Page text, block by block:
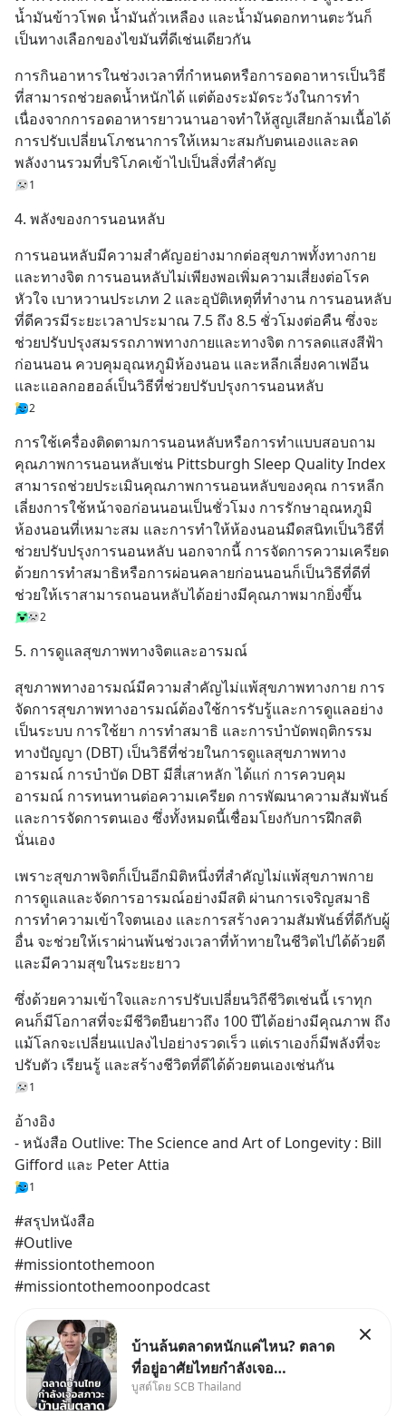
น้ำมันข้าวโพด น้ำมันถั่วเหลือง และน้ำมันดอกทานตะวันก็
เป็นทางเลือกของไขมันที่ดีเช่นเดียวกัน
การกินอาหารในช่วงเวลาที่กำหนดหรือการอดอาหารเป็นวิธี
ที่สามารถช่วยลดน้ำหนักได้ แต่ต้องระมัดระวังในการทำ
เนื่องจากการอดอาหารยาวนานอาจทำให้สูญเสียกล้ามเนื้อได้
การปรับเปลี่ยนโภชนาการให้เหมาะสมกับตนเองและลด
พลังงานรวมที่บริโภคเข้าไปเป็นสิ่งที่สำคัญ
1
4. พลังของการนอนหลับ
การนอนหลับมีความสำคัญอย่างมากต่อสุขภาพทั้งทางกาย
และทางจิต การนอนหลับไม่เพียงพอเพิ่มความเสี่ยงต่อโรค
หัวใจ เบาหวานประเภท 2 และอุบัติเหตุที่ทำงาน การนอนหลับ
ที่ดีควรมีระยะเวลาประมาณ 7.5 ถึง 8.5 ชั่วโมงต่อคืน ซึ่งจะ
ช่วยปรับปรุงสมรรถภาพทางกายและทางจิต การลดแสงสีฟ้า
ก่อนนอน ควบคุมอุณหภูมิห้องนอน และหลีกเลี่ยงคาเฟอีน
และแอลกอฮอล์เป็นวิธีที่ช่วยปรับปรุงการนอนหลับ
2
การใช้เครื่องติดตามการนอนหลับหรือการทำแบบสอบถาม
คุณภาพการนอนหลับเช่น Pittsburgh Sleep Quality Index
สามารถช่วยประเมินคุณภาพการนอนหลับของคุณ การหลีก
เลี่ยงการใช้หน้าจอก่อนนอนเป็นชั่วโมง การรักษาอุณหภูมิ
ห้องนอนที่เหมาะสม และการทำให้ห้องนอนมืดสนิทเป็นวิธีที่
ช่วยปรับปรุงการนอนหลับ นอกจากนี้ การจัดการความเครียด
ด้วยการทำสมาธิหรือการผ่อนคลายก่อนนอนก็เป็นวิธีที่ดีที่
ช่วยให้เราสามารถนอนหลับได้อย่างมีคุณภาพมากยิ่งขึ้น
2
5. การดูแลสุขภาพทางจิตและอารมณ์
สุขภาพทางอารมณ์มีความสำคัญไม่แพ้สุขภาพทางกาย การ
จัดการสุขภาพทางอารมณ์ต้องใช้การรับรู้และการดูแลอย่าง
เป็นระบบ การใช้ยา การทำสมาธิ และการบำบัดพฤติกรรม
ทางปัญญา (DBT) เป็นวิธีที่ช่วยในการดูแลสุขภาพทาง
อารมณ์ การบำบัด DBT มีสี่เสาหลัก ได้แก่ การควบคุม
อารมณ์ การทนทานต่อความเครียด การพัฒนาความสัมพันธ์
และการจัดการตนเอง ซึ่งทั้งหมดนี้เชื่อมโยงกับการฝึกสติ
นั่นเอง
เพราะสุขภาพจิตก็เป็นอีกมิติหนึ่งที่สำคัญไม่แพ้สุขภาพกาย
การดูแลและจัดการอารมณ์อย่างมีสติ ผ่านการเจริญสมาธิ
การทำความเข้าใจตนเอง และการสร้างความสัมพันธ์ที่ดีกับผู้
อื่น จะช่วยให้เราผ่านพ้นช่วงเวลาที่ท้าทายในชีวิตไปได้ด้วยดี
และมีความสุขในระยะยาว
ซึ่งด้วยความเข้าใจและการปรับเปลี่ยนวิถีชีวิตเช่นนี้ เราทุก
คนก็มีโอกาสที่จะมีชีวิตยืนยาวถึง 100 ปีได้อย่างมีคุณภาพ ถึง
แม้โลกจะเปลี่ยนแปลงไปอย่างรวดเร็ว แต่เราเองก็มีพลังที่จะ
ปรับตัว เรียนรู้ และสร้างชีวิตที่ดีได้ด้วยตนเองเช่นกัน
1
อ้างอิง
- หนังสือ Outlive: The Science and Art of Longevity : Bill
Gifford และ Peter Attia
1
#สรุปหนังสือ
#Outlive
#missiontothemoon
#missiontothemoonpodcast
บ้านล้นตลาดหนักแค่ไหน? ตลาด
ที่อยู่อาศัยไทยกำลังเจอ
Oversupply หนักกว่าที่คิด และ
บูสต์โดย SCB Thailand